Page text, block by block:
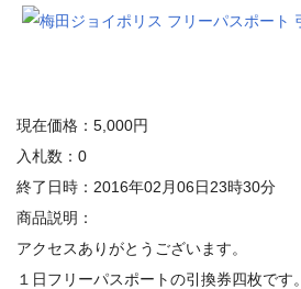
現在価格：5,000円
入札数：0
終了日時：2016年02月06日23時30分
商品説明：
アクセスありがとうございます。
１日フリーパスポートの引換券四枚です。